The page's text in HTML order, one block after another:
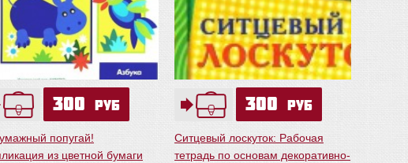
300 руб
попугай!
из цветной бумаги
300 руб
Ситцевый лоскуток: Рабочая
тетрадь по основам декоративно-